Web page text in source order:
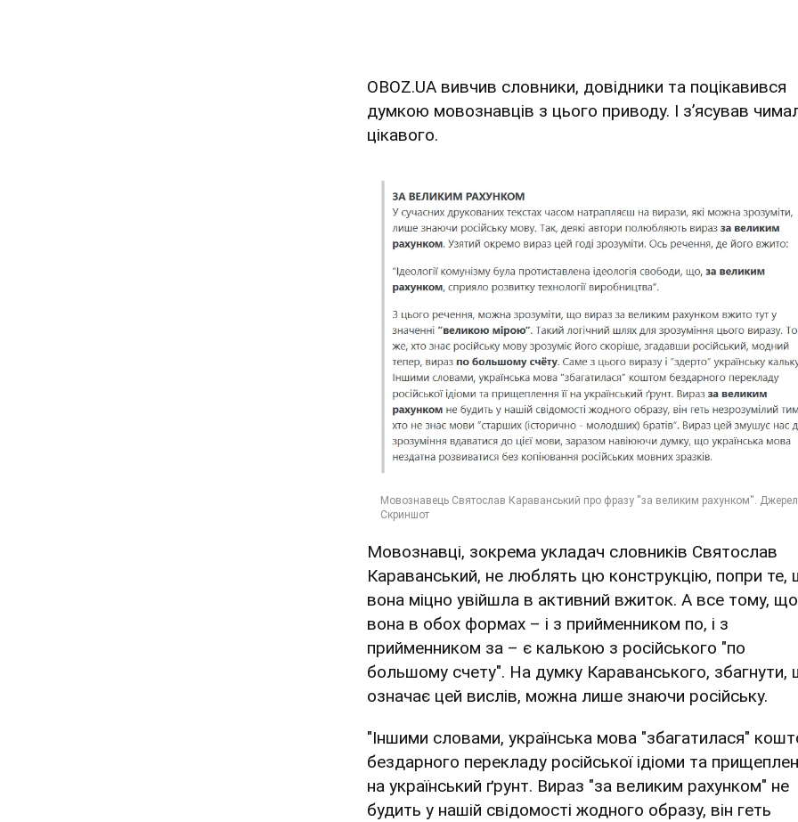
OBOZ.UA вивчив словники, довідники та поцікавився
думкою мовознавців з цього приводу. І з’ясував
цікавого.
Мовознавці, зокрема укладач словників Святослав
Караванський, не люблять цю конструкцію, попри те,
вона міцно увійшла в активний вжиток. А все тому, що
вона в обох формах – і з прийменником по, і з
прийменником за – є калькою з російського "по
большому счету". На думку Караванського, збагнути,
означає цей вислів, можна лише знаючи російську.
"Іншими словами, українська мова "збагатилася"
бездарного перекладу російської ідіоми та
на український ґрунт. Вираз "за великим рахунком" не
будить у нашій свідомості жодного образу, він геть